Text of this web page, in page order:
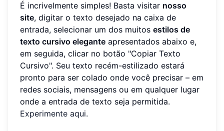
É incrivelmente simples! Basta visitar nosso
site, digitar o texto desejado na caixa de
entrada, selecionar um dos muitos estilos de
texto cursivo elegante apresentados abaixo e,
em seguida, clicar no botão "Copiar Texto
Cursivo". Seu texto recém-estilizado estará
pronto para ser colado onde você precisar – em
redes sociais, mensagens ou em qualquer lugar
onde a entrada de texto seja permitida.
Experimente aqui.